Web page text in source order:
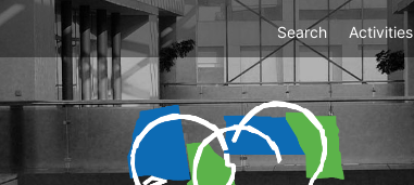
Top
Menu
Search Activities